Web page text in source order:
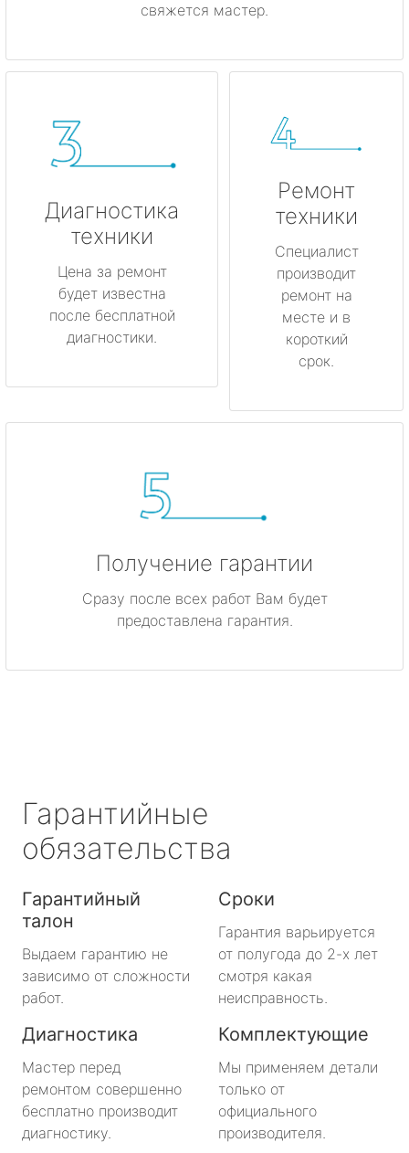
свяжется мастер.
Диагностика
техники
Цена за ремонт
будет известна
после бесплатной
диагностики.
Ремонт
техники
Специалист
производит
ремонт на
месте и в
короткий
срок.
Получение гарантии
Сразу после всех работ Вам будет
предоставлена гарантия.
Гарантийные
обязательства
Гарантийный
талон
Выдаем гарантию не
зависимо от сложности
работ.
Сроки
Гарантия варьируется
от полугода до 2-х лет
смотря какая
неисправность.
Диагностика
Мастер перед
ремонтом совершенно
бесплатно производит
диагностику.
Комплектующие
Мы применяем детали
только от
официального
производителя.